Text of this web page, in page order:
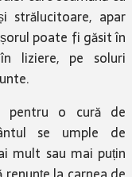
strălucitoare, apar
poate fi găsit în
liziere, pe soluri
pentru o cură de
se umple de
mult sau mai puțin